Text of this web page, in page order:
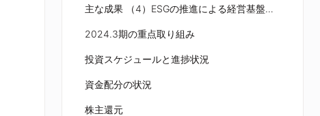
主な成果 （4）ESGの推進による経営基盤の構築
2024.3期の重点取り組み
投資スケジュールと進捗状況
資金配分の状況
株主還元